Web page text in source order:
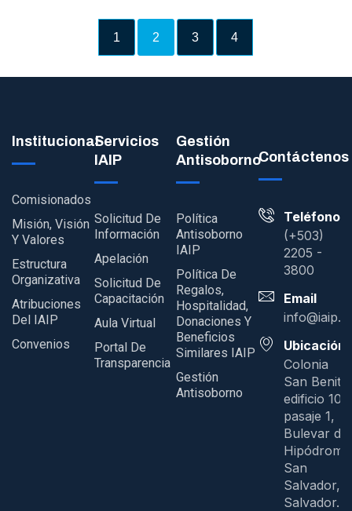
1 2 3 4
Institucional
Comisionados
Misión, Visión
Y Valores
Estructura
Organizativa
Atribuciones
Del IAIP
Convenios
Servicios
IAIP
Solicitud De
Información
Apelación
Solicitud De
Capacitación
Aula Virtual
Portal De
Transparencia
Gestión
Antisoborno
Política
Antisoborno
IAIP
Política De
Regalos,
Hospitalidad,
Donaciones Y
Beneficios
Similares IAIP
Gestión
Antisoborno
Contáctenos
Teléfono
(+503)
2205 -
3800
Email
Ubicación
Colonia
San Benito,
edificio
pasaje 1,
Bulevar del
San
Salvador,
Salvador.